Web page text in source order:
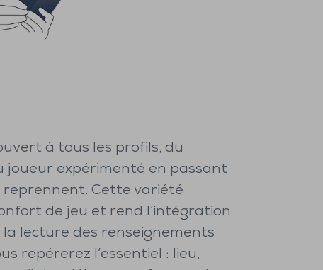
à tous les profils, du
joueur expérimenté en passant
reprennent. Cette variété
de jeu et rend l’intégration
la lecture des renseignements
repérerez l’essentiel : lieu,